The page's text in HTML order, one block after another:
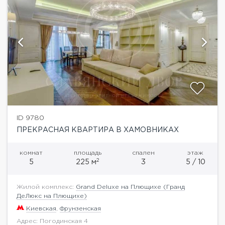
ID 9780
ПРЕКРАСНАЯ КВАРТИРА В ХАМОВНИКАХ
комнат
5
площадь
225 м2
спален
3
этаж
5 / 10
Жилой комплекс: Grand Deluxe на Плющихе (Гранд
ДеЛюкс на Плющихе)
Киевская Фрунзенская
Адрес: Погодинская 4